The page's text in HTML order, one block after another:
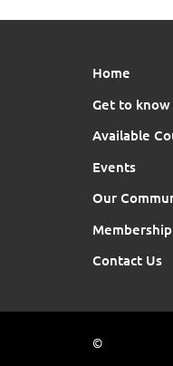
Home
Get to know
Available
Events
Our
Membership
Contact Us
©